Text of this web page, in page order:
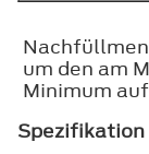
um den am
Minimum
Spezifikation